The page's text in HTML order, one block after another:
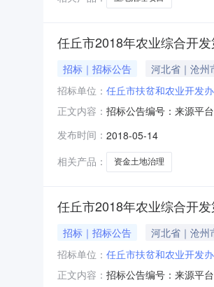
任丘市2018年农业综合开
招标｜招标公告
河北省｜沧州
招标单位： 任丘市扶贫和农业开发
正文内容： 招标公告编号：来源平
业/农业所属地区：沧州
理
发布时间： 2018-05-14
相关产品：
资金土地治理
任丘市2018年农业综合开
招标｜招标公告 河北省｜沧州
招标单位： 任丘市扶贫和农业开发
正文内容： 招标公告编号：来源平